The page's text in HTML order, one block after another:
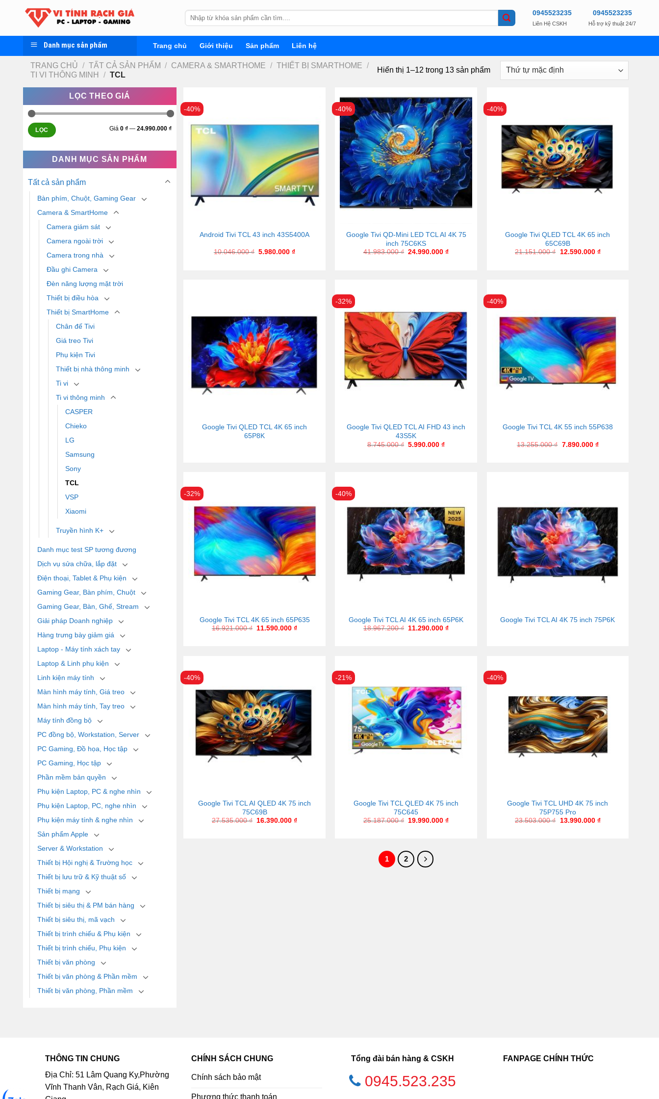
Tìm
kiếm:
0945523235
Liên Hệ CSKH
0945523235
Hỗ trợ kỹ thuật 24/7
Danh mục sản phẩm Trang chủ Giới thiệu Sản phẩm Liên hệ
TRANG CHỦ / TẤT CẢ SẢN PHẨM / CAMERA & SMARTHOME / THIẾT BỊ SMARTHOME /
TI VI THÔNG MINH
/ TCL
Hiển thị 1–12 trong 13 sản phẩm
LỌC THEO GIÁ
LỌC Giá 0 ₫— 24.990.000 ₫
DANH MỤC SẢN PHẨM
Tất cả sản phẩm
Bàn phím, Chuột, Gaming Gear
Camera & SmartHome
Camera giám sát
Camera ngoài trời
Camera trong nhà
Đầu ghi Camera
Đèn năng lượng mặt trời
Thiết bị điều hòa
Thiết bị SmartHome
Chân đế Tivi
Giá treo Tivi
Phụ kiện Tivi
Thiết bị nhà thông minh
Ti vi
Ti vi thông minh
CASPER
Chieko
LG
Samsung
Sony
TCL
VSP
Xiaomi
Truyền hình K+
Danh mục test SP tương đương
Dịch vụ sửa chữa, lắp đặt
Điện thoại, Tablet & Phụ kiện
Gaming Gear, Bàn phím, Chuột
Gaming Gear, Bàn, Ghế, Stream
Giải pháp Doanh nghiệp
Hàng trưng bày giảm giá
Laptop - Máy tính xách tay
Laptop & Linh phụ kiện
Linh kiện máy tính
Màn hình máy tính, Giá treo
Màn hình máy tính, Tay treo
Máy tính đồng bộ
PC đồng bộ, Workstation, Server
PC Gaming, Đồ họa, Học tập
PC Gaming, Học tập
Phần mềm bản quyền
Phụ kiện Laptop, PC & nghe nhìn
Phụ kiện Laptop, PC, nghe nhìn
Phụ kiện máy tính & nghe nhìn
Sản phẩm Apple
Server & Workstation
Thiết bị Hội nghị & Trường học
Thiết bị lưu trữ & Kỹ thuật số
Thiết bị mạng
Thiết bị siêu thị & PM bán hàng
Thiết bị siêu thị, mã vạch
Thiết bị trình chiếu & Phụ kiện
Thiết bị trình chiếu, Phụ kiện
Thiết bị văn phòng
Thiết bị văn phòng & Phần mềm
Thiết bị văn phòng, Phần mềm
-40%
Android Tivi TCL 43 inch 43S5400A
10.046.000₫ 5.980.000₫
-40%
Google Tivi QD-Mini LED TCL AI 4K 75
inch 75C6KS
41.983.000₫ 24.990.000₫
-40%
Google Tivi QLED TCL 4K 65 inch
65C69B
21.151.000₫ 12.590.000 ₫
Google Tivi QLED TCL 4K 65 inch
65P8K
-32%
Google Tivi QLED TCL AI FHD 43 inch
43S5K
8.745.000₫ 5.990.000₫
-40%
Google Tivi TCL 4K 55 inch 55P638
13.255.000₫ 7.890.000 ₫
-32%
Google Tivi TCL 4K 65 inch 65P635
16.921.000₫ 11.590.000₫
-40%
Google Tivi TCL AI 4K 65 inch 65P6K
18.967.200₫ 11.290.000₫
Google Tivi TCL AI 4K 75 inch 75P6K
-40%
Google Tivi TCL AI QLED 4K 75 inch
75C69B
27.535.000₫ 16.390.000₫
-21%
Google Tivi TCL QLED 4K 75 inch
75C645
25.187.000₫ 19.990.000₫
-40%
Google Tivi TCL UHD 4K 75 inch
75P755 Pro
23.503.000₫ 13.990.000 ₫
1 2
THÔNG TIN CHUNG
Địa Chỉ: 51 Lâm Quang Ky,Phường
Vĩnh Thanh Vân, Rạch Giá, Kiên
CHÍNH SÁCH CHUNG
Chính sách bảo mật
Phương thức thanh toán
Tổng đài bán hàng & CSKH
0945.523.235
FANPAGE CHÍNH THỨC